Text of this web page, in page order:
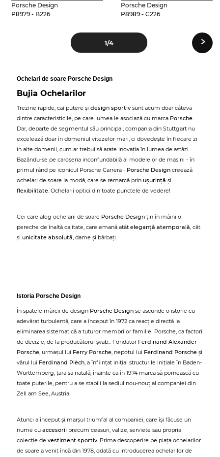
Porsche Design
P8979 - B226
Porsche Design
P8989 - C226
1/4 ›
Ochelari de soare Porsche Design
Bujia Ochelarilor
Trezine rapide, cai putere și design sportiv sunt acum doar câteva
dintre caracteristicile, pe care lumea le asociază cu marca Porsche.
Dar, departe de segmentul său principal, compania din Stuttgart nu
excelează doar în domeniul vitezelor mari, ci dovedește în fiecare zi
în alte domenii, cum ar trebui să arate inovația în lumea de astăzi.
Bazându-se pe caroseria inconfundabilă al modelelor de mașini - în
primul rând pe iconicul Porsche Carrera - Porsche Design creează
ochelari de soare la modă, care se remarcă prin ușurință și
flexibilitate. Ochelarii optici din toate punctele de vedere!
Cei care aleg ochelarii de soare Porsche Design țin în mâini o
pereche de înaltă calitate, care emană atât eleganță atemporală, cât
și unicitate absolută, dame și bărbați.
Istoria Porsche Design
În spatele mărcii de design Porsche Design se ascunde o istorie cu
adevărat turbulentă, care a început în 1972 ca reacție directă la
eliminarea sistematică a tuturor membrilor familiei Porsche, ca factori
de decizie, de la producătorul șvab... Fondator Ferdinand Alexander
Porsche, urmașul lui Ferry Porsche, nepotul lui Ferdinand Porsche și
vărul lui Ferdinand Piëch, a înființat inițial structurile inițiale în Baden-
Württemberg, țara sa natală, înainte ca în 1974 marca să pornească cu
toate puterile, pentru a se stabili la sediul nou-nouț al companiei din
Zell am See, Austria.
Atunci a început și marșul triumfal al companiei, care își făcuse un
nume cu accesorii precum ceasuri, valize, serviete sau propria
colecție de vestiment sportiv. Prima descoperire pe piața ochelarilor
de soare a venit încă din 1978, odată cu introducerea ochelarilor de